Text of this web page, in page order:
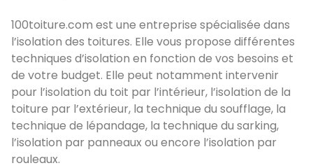
100toiture.com est une entreprise spécialisée dans
l’isolation des toitures. Elle vous propose différentes
techniques d’isolation en fonction de vos besoins et
de votre budget. Elle peut notamment intervenir
pour l’isolation du toit par l’intérieur, l’isolation de la
toiture par l’extérieur, la technique du soufflage, la
technique de lépandage, la technique du sarking,
l’isolation par panneaux ou encore l’isolation par
rouleaux.